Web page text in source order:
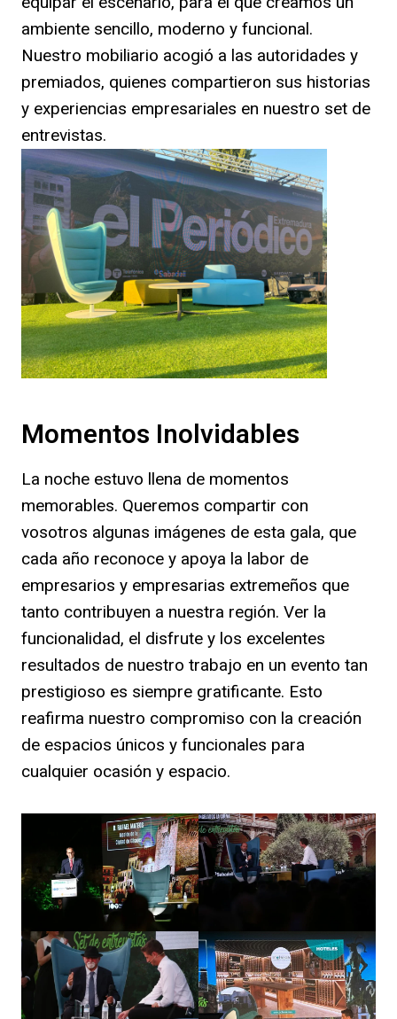
ambiente sencillo, moderno y funcional.
Nuestro mobiliario acogió a las autoridades y
premiados, quienes compartieron sus historias
y experiencias empresariales en nuestro set de
entrevistas.
Momentos Inolvidables
La noche estuvo llena de momentos
memorables. Queremos compartir con
vosotros algunas imágenes de esta gala, que
cada año reconoce y apoya la labor de
empresarios y empresarias extremeños que
tanto contribuyen a nuestra región. Ver la
funcionalidad, el disfrute y los excelentes
resultados de nuestro trabajo en un evento tan
prestigioso es siempre gratificante. Esto
reafirma nuestro compromiso con la creación
de espacios únicos y funcionales para
cualquier ocasión y espacio.